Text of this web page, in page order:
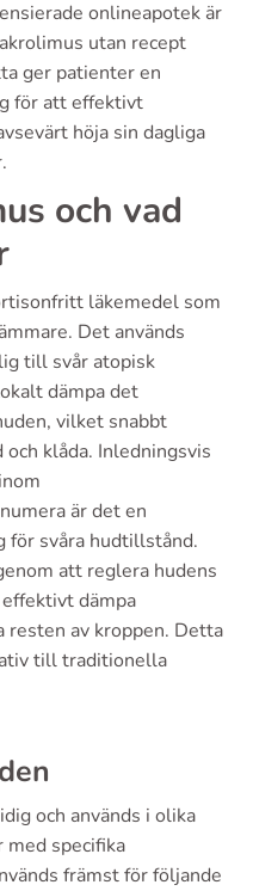
onlineapotek är
utan recept
ger patienter en
för att effektivt
höja sin dagliga
och vad
läkemedel som
Det används
till svår atopisk
dämpa det
vilket snabbt
klåda. Inledningsvis
är det en
för svåra hudtillstånd.
att reglera hudens
dämpa
resten av kroppen. Detta
till traditionella
och används i olika
specifika
främst för följande